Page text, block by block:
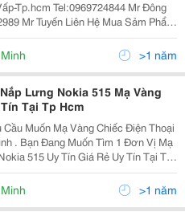
Tp.hcm Tel:0969724844 Mr Đông
Mr Tuyến Liên Hệ Mua Sảm Phẩm
0969724844
Kênh Fanpage
Thegi
>1 năm
Lưng Nokia 515 Mạ Vàng
Tại Tp Hcm
Muốn Mạ Vàng Chiếc Điện Thoại
. Bạn Đang Muốn Tìm 1 Đơn Vị Mạ
515 Uy Tín Giá Rẻ Uy Tín Tại Tp
Đang Băn Khoăn Chưa Biết Giá Mạ
Chất Lượng Sản Phẩm Mạ Vàng>1 năm